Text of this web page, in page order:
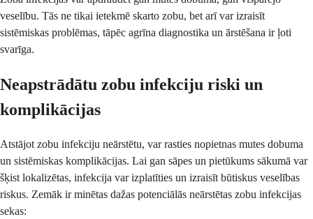
veselību. Tās ne tikai ietekmē skarto zobu, bet arī var izraisīt
sistēmiskas problēmas, tāpēc agrīna diagnostika un ārstēšana ir ļoti
svarīga.
Neapstrādātu zobu infekciju riski un
komplikācijas
Atstājot zobu infekciju neārstētu, var rasties nopietnas mutes dobuma
un sistēmiskas komplikācijas. Lai gan sāpes un pietūkums sākumā var
šķist lokalizētas, infekcija var izplatīties un izraisīt būtiskus veselības
riskus. Zemāk ir minētas dažas potenciālās neārstētas zobu infekcijas
sekas: